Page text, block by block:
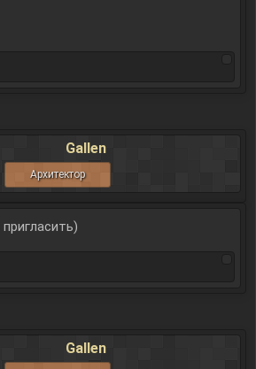
Gallen
Архитектор
Gallen